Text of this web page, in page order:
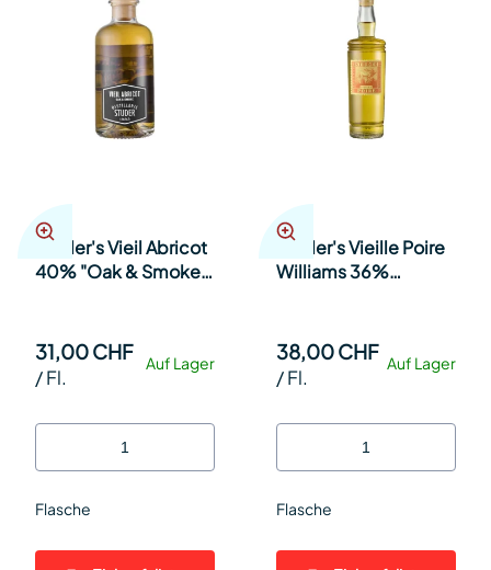
Studer's Vieil Abricot
40% "Oak & Smoke"
Auf Lager
31,00 CHF
/Fl.
Flasche
Studer's Vieille Poire
Williams 36%
Auf Lager
38,00 CHF
/Fl.
Flasche